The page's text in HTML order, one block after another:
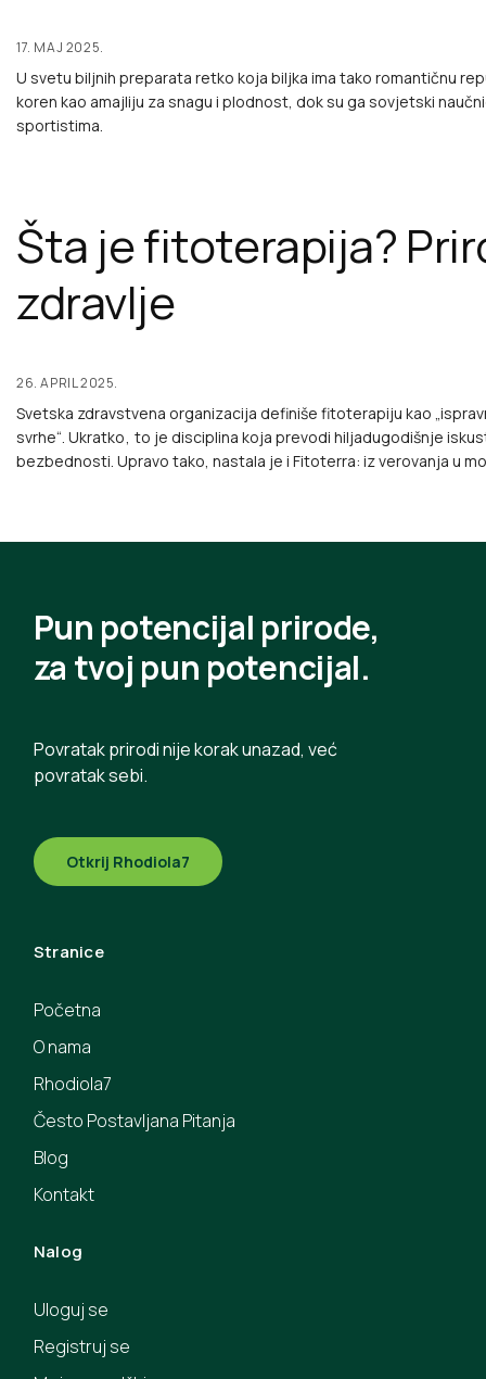
17. MAJ 2025.
U svetu biljnih preparata retko koja biljka ima tako romantičnu
koren kao amajliju za snagu i plodnost, dok su ga sovjetski
sportistima.
Šta je fitoterapija?
zdravlje
26. APRIL 2025.
Svetska zdravstvena organizacija definiše fitoterapiju kao
svrhe“. Ukratko , to je disciplina koja prevodi hiljadugodišnje
bezbednosti. Upravo tako, nastala je i Fitoterra: iz verovanja u
Pun potencijal prirode,
za tvoj pun potencijal.
Povratak prirodi nije korak unazad, već
povratak sebi.
Otkrij Rhodiola7
Stranice
Početna
O nama
Rhodiola7
Često Postavljana Pitanja
Blog
Kontakt
Nalog
Uloguj se
Registruj se